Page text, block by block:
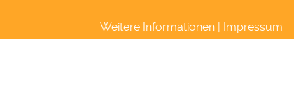
vom Limesmuseum Aalen unterstützt.
Weitere Informationen| Impressum